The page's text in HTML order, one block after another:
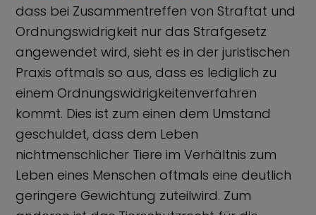
dass bei Zusammentreffen von Straftat und
Ordnungswidrigkeit nur das Strafgesetz
angewendet wird, sieht es in der juristischen
Praxis oftmals so aus, dass es lediglich zu
einem Ordnungswidrigkeitenverfahren
kommt. Dies ist zum einen dem Umstand
geschuldet, dass dem Leben
nichtmenschlicher Tiere im Verhältnis zum
Leben eines Menschen oftmals eine deutlich
geringere Gewichtung zuteilwird. Zum